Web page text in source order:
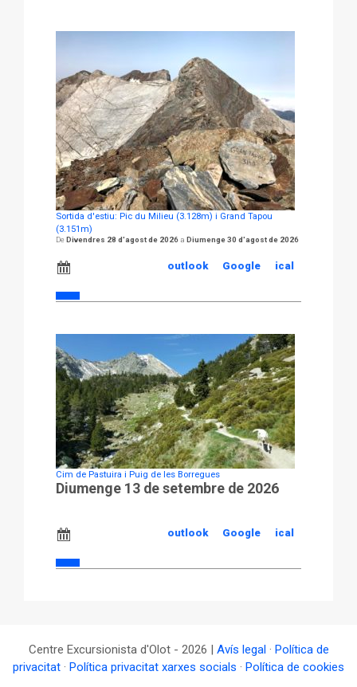
Sortida d'estiu: Pic du Milieu (3.128m) i Grand Tapou
(3.151m)
Divendres 28 d'agost de 2026 Diumenge 30 d'agost de 2026
ical
Google
outlook
Cim de Pastuira i Puig de les Borregues
Diumenge 13 de setembre de 2026
ical
Google
outlook
Centre Excursionista d'Olot - 2026 | Avís legal· Política de
privacitat · Política privacitat xarxes socials · Política de cookies